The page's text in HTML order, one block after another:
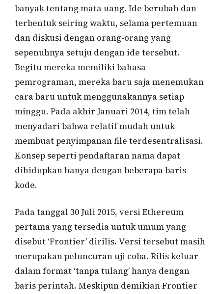
banyak tentang mata uang. Ide berubah dan
terbentuk seiring waktu, selama pertemuan
dan diskusi dengan orang-orang yang
sepenuhnya setuju dengan ide tersebut.
Begitu mereka memiliki bahasa
pemrograman, mereka baru saja menemukan
cara baru untuk menggunakannya setiap
minggu. Pada akhir Januari 2014, tim telah
menyadari bahwa relatif mudah untuk
membuat penyimpanan file terdesentralisasi.
Konsep seperti pendaftaran nama dapat
dihidupkan hanya dengan beberapa baris
kode.
Pada tanggal 30 Juli 2015, versi Ethereum
pertama yang tersedia untuk umum yang
disebut ‘Frontier’ dirilis. Versi tersebut masih
merupakan peluncuran uji coba. Rilis keluar
dalam format ‘tanpa tulang’ hanya dengan
baris perintah. Meskipun demikian Frontier